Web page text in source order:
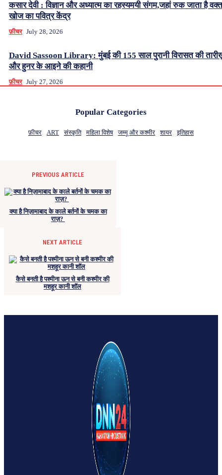
कसार देवी : विज्ञान और अध्यात्म का रहस्यमयी संगम,जहां रुक जाता है
खोज का पवित्र केंद्र
फ़ीचर July 28, 2026
David Sassoon Library: मुंबई की 155 साल पुरानी विरासत की
और हुनर के आइने की कहानी
फ़ीचर July 27, 2026
Popular Categories
फ़ीचर ART संस्कृति महिला विशेष जम्मू और कश्मीर शायर इतिहास
PREVIOUS ARTICLE
क्या है निज़ामाबाद के काले बर्तनों के चमक का
राज़?
NEXT ARTICLE
कैसे बनती है पश्मीना ऊन से बनी कश्मीर की
मशहूर कानी शॉल